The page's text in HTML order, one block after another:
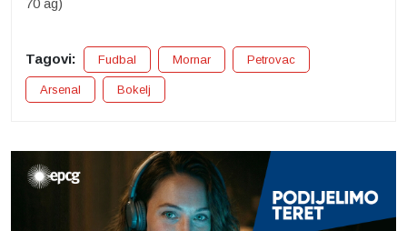
70 ag)
Tagovi: Fudbal Mornar Petrovac
Arsenal Bokelj